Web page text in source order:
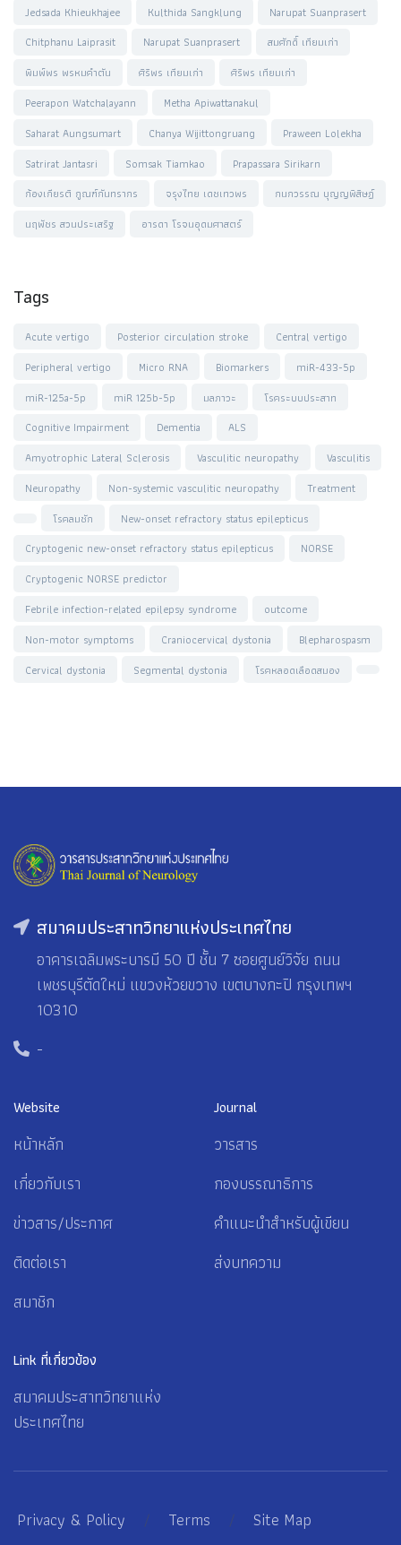
Jedsada Khieukhajee
Kulthida Sangklung
Narupat Suanprasert
Chitphanu Laiprasit
Narupat Suanprasert
สมศักดิ์ เทียมเก่า
พิมพ์พร พรหมคำตัน
ศิริพร เทียมเก่า
ศิริพร เทียมเก่า
Peerapon Watchalayann
Metha Apiwattanakul
Saharat Aungsumart
Chanya Wijittongruang
Praween Lolekha
Satrirat Jantasri
Somsak Tiamkao
Prapassara Sirikarn
ก้องเกียรติ กูณฑ์กันทรากร
จรุงไทย เดชเทวพร
กนกวรรณ บุญญพิสิษฏ์
นฤพัชร สวนประเสริฐ
อารดา โรจนอุดมศาสตร์
Tags
Acute vertigo Posterior circulation stroke
Central vertigo
Peripheral vertigo
Micro RNA Biomarkers
miR-433-5p
miR-125a-5p
miR 125b-5p มลภาวะ
โรคระบบประสาท
Cognitive Impairment
Dementia
ALS
Amyotrophic Lateral Sclerosis
Vasculitic neuropathy
Vasculitis
Neuropathy
Non-systemic vasculitic neuropathy
Treatment
โรคลมชัก
New-onset refractory status epilepticus
Cryptogenic new-onset refractory status epilepticus
NORSE
Cryptogenic NORSE predictor
Febrile infection-related epilepsy syndrome
outcome
Non-motor symptoms
Craniocervical dystonia
Blepharospasm
Cervical dystonia
Segmental dystonia โรคหลอดเลือดสมอง
สมาคมประสาทวิทยาแห่งประเทศไทย
อาคารเฉลิมพระบารมี 50 ปี ชั้น 7 ซอยศูนย์วิจัย ถนน
เพชรบุรีตัดใหม่ แขวงห้วยขวาง เขตบางกะปิ กรุงเทพฯ
10310
-
Website
หน้าหลัก
เกี่ยวกับเรา
ข่าวสาร/ประกาศ
ติดต่อเรา
สมาชิก
Journal
วารสาร
กองบรรณาธิการ
คำแนะนำสำหรับผู้เขียน
ส่งบทความ
Link ที่เกี่ยวข้อง
สมาคมประสาทวิทยาแห่ง
ประเทศไทย
Privacy & Policy / Terms / Site Map